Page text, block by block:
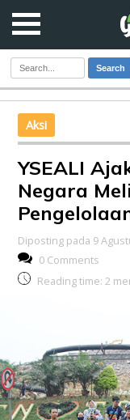
Search
Aksi
YSEALI
Negara
Diposting pada 9
0 Comments
Reading time: 2